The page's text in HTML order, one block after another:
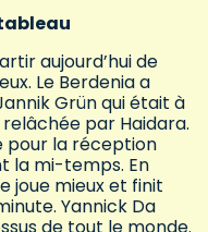
aujourd’hui de
Le Berdenia a
Grün qui était à
par Haidara.
pour la réception
la mi-temps. En
joue mieux et finit
Yannick Da